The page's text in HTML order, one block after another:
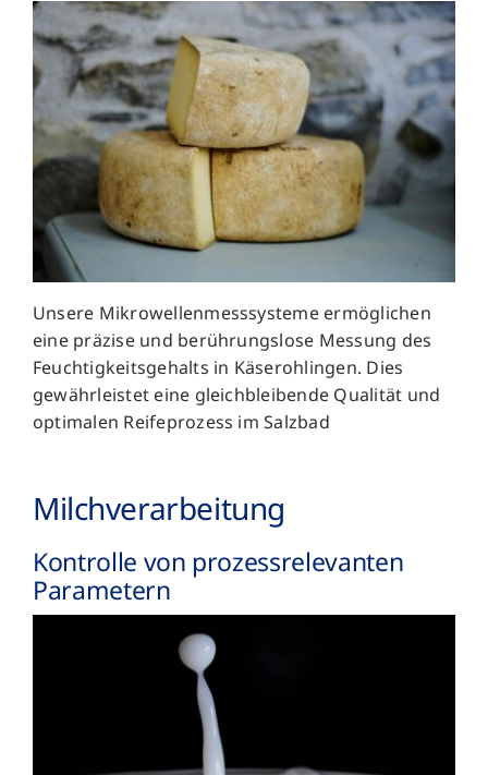
Unsere Mikrowellenmesssysteme ermöglichen
eine präzise und berührungslose Messung des
Feuchtigkeitsgehalts in Käserohlingen. Dies
gewährleistet eine gleichbleibende Qualität und
optimalen Reifeprozess im Salzbad
Milch­verarbeitung
Kontrolle von prozessrelevanten
Parametern